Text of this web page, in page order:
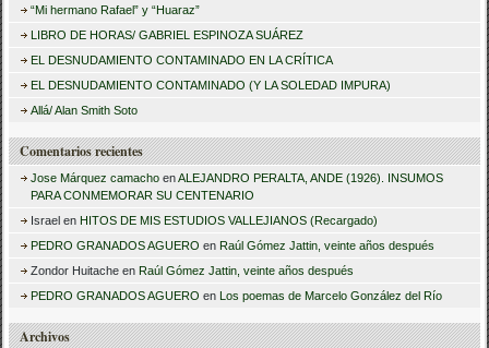
r
“Mi hermano Rafael” y “Huaraz”
LIBRO DE HORAS/ GABRIEL ESPINOZA SUÁREZ
EL DESNUDAMIENTO CONTAMINADO EN LA CRÍTICA
EL DESNUDAMIENTO CONTAMINADO (Y LA SOLEDAD IMPURA)
Allá/ Alan Smith Soto
Comentarios recientes
Jose Márquez camacho enALEJANDRO PERALTA, ANDE (1926). INSUMOS
PARA CONMEMORAR SU CENTENARIO
Israel en HITOS DE MIS ESTUDIOS VALLEJIANOS (Recargado)
PEDRO GRANADOS AGUERO en Raúl Gómez Jattin, veinte años después
Zondor Huitache en Raúl Gómez Jattin, veinte años después
PEDRO GRANADOS AGUERO en Los poemas de Marcelo González del Río
Archivos